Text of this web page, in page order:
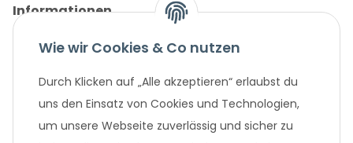
Informationen
Gesetzliche Informationen
Unternehmen
Wie wir Cookies & Co nutzen
Durch Klicken auf „Alle akzeptieren“ erlaubst du
uns den Einsatz von Cookies und Technologien,
um unsere Webseite zuverlässig und sicher zu